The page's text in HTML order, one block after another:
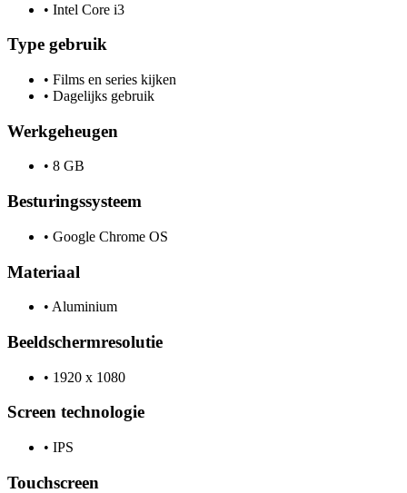
• Intel Core i3
Type gebruik
• Films en series kijken
• Dagelijks gebruik
Werkgeheugen
• 8 GB
Besturingssysteem
• Google Chrome OS
Materiaal
• Aluminium
Beeldschermresolutie
• 1920 x 1080
Screen technologie
• IPS
Touchscreen